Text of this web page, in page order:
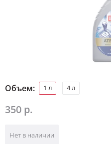
Объем: 1 л 4 л
350 р.
Нет в наличии